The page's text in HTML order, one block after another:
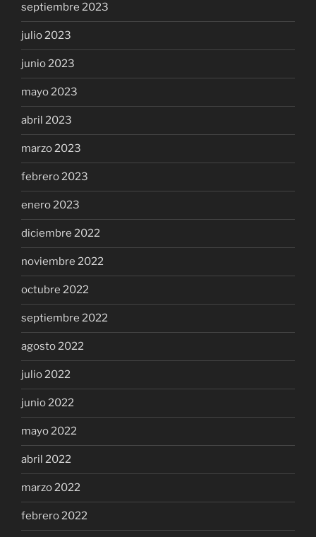
septiembre 2023
julio 2023
junio 2023
mayo 2023
abril 2023
marzo 2023
febrero 2023
enero 2023
diciembre 2022
noviembre 2022
octubre 2022
septiembre 2022
agosto 2022
julio 2022
junio 2022
mayo 2022
abril 2022
marzo 2022
febrero 2022